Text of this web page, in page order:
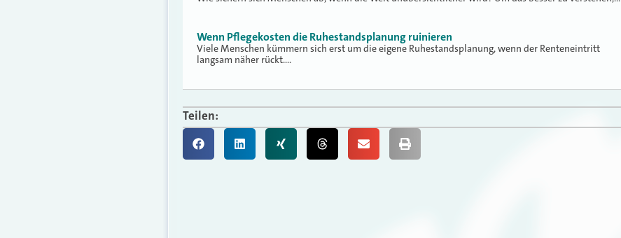
Wenn Pflegekosten die Ruhestandsplanung ruinieren
Viele Menschen kümmern sich erst um die eigene Ruhestandsplanung, wenn der Renteneintritt
langsam näher rückt.…
Teilen: